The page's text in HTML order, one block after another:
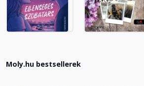
20. fejezet: Az új tanítvány
Fejezet hossza: 00:06:35
Fejezet hossza: 00:11:11
Moly.hu bestsellerek